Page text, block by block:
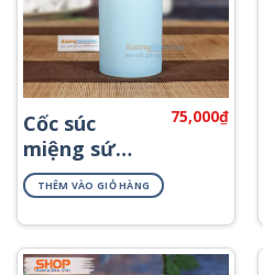
Cốc súc
miệng sứ
Bát Tràng
PKNT-09
75,000₫
THÊM VÀO GIỎ HÀNG